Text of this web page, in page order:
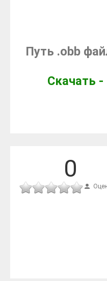
Путь .obb
Скачать -
0